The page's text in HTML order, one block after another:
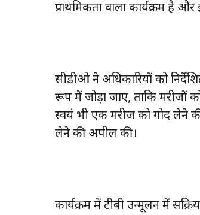
प्राथमिकता वाला कार्यक्रम है
सीडीओ ने अधिकारियों को
रूप में जोड़ा जाए, ताकि मरीजों
स्वयं भी एक मरीज को गोद लेने
लेने की अपील की।
कार्यक्रम में टीबी उन्मूलन में